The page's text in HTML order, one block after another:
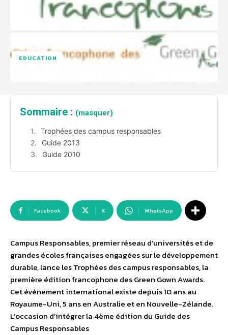
EDUCATION
Sommaire : (masquer)
Trophées des campus responsables
Guide 2013
Guide 2010
Facebook X WhatsApp
Campus Responsables, premier réseau d’universités et de
grandes écoles françaises engagées sur le développement
durable, lance les Trophées des campus responsables, la
première édition francophone des Green Gown Awards.
Cet événement international existe depuis 10 ans au
Royaume-Uni, 5 ans en Australie et en Nouvelle-Zélande.
L’occasion d’intégrer la 4ème édition du Guide des
Campus Responsables